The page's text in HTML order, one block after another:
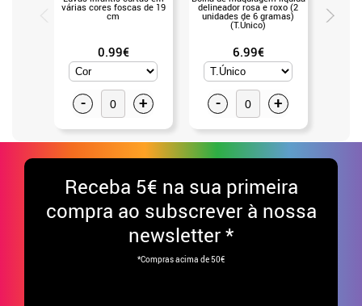
várias cores foscas de 19
cm
0.99€
- +
delineador rosa e roxo (2
unidades de 6 gramas)
(T.Único)
6.99€
- +
Receba 5€ na sua primeira
compra ao subscrever à nossa
newsletter *
*Compras acima de 50€